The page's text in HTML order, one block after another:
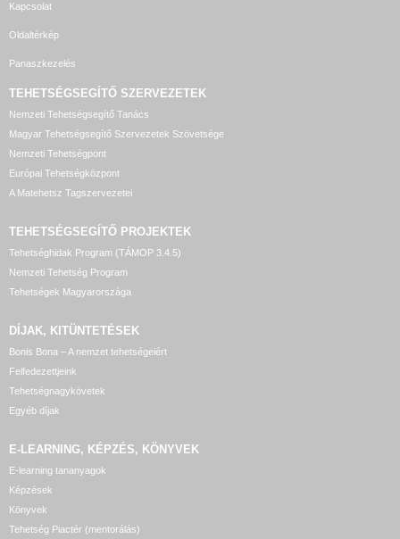
Kapcsolat
Oldaltérkép
Panaszkezelés
TEHETSÉGSEGÍTŐ SZERVEZETEK
Nemzeti Tehetségsegítő Tanács
Magyar Tehetségsegítő Szervezetek Szövetsége
Nemzeti Tehetségpont
Európai Tehetségközpont
A Matehetsz Tagszervezetei
TEHETSÉGSEGÍTŐ PROJEKTEK
Tehetséghidak Program (TÁMOP 3.4.5)
Nemzeti Tehetség Program
Tehetségek Magyarországa
DÍJAK, KITÜNTETÉSEK
Bonis Bona – A nemzet tehetségeiért
Felfedezettjeink
Tehetségnagykövetek
Egyéb díjak
E-LEARNING, KÉPZÉS, KÖNYVEK
E-learning tananyagok
Képzések
Könyvek
Tehetség Piactér (mentorálás)